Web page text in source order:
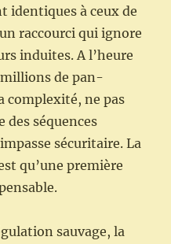
identiques à ceux de
raccourci qui ignore
induites. A l’heure
millions de pan-
complexité, ne pas
des séquences
sécuritaire. La
qu’une première
sauvage, la